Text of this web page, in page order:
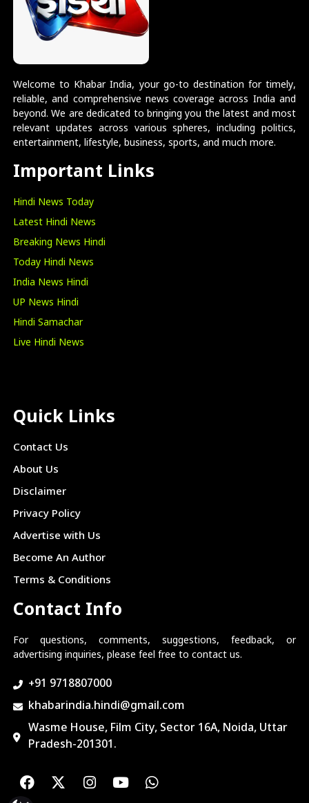
Welcome to Khabar India, your go-to destination for timely,
reliable, and comprehensive news coverage across India and
beyond. We are dedicated to bringing you the latest and most
relevant updates across various spheres, including politics,
entertainment, lifestyle, business, sports, and much more.
Important Links
Hindi News Today
Latest Hindi News
Breaking News Hindi
Today Hindi News
India News Hindi
UP News Hindi
Hindi Samachar
Live Hindi News
Quick Links
Contact Us
About Us
Disclaimer
Privacy Policy
Advertise with Us
Become An Author
Terms & Conditions
Contact Info
For questions, comments, suggestions, feedback, or
advertising inquiries, please feel free to contact us.
+91 9718807000
khabarindia.hindi@gmail.com
Wasme House, Film City, Sector 16A, Noida, Uttar
Pradesh-201301.